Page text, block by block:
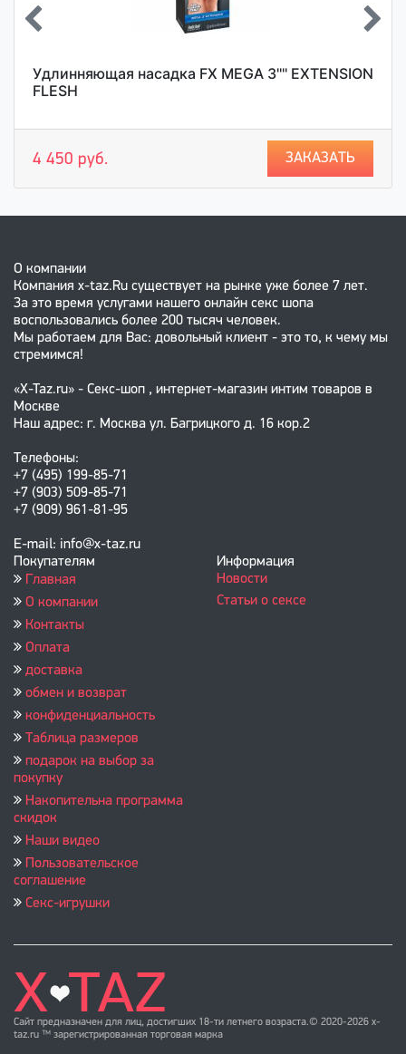
Удлинняющая насадка FX MEGA 3'''' EXTENSION
FLESH
4 450 руб. ЗАКАЗАТЬ
О компании
Компания x-taz.Ru существует на рынке уже более 7 лет.
За это время услугами нашего онлайн секс шопа
воспользовались более 200 тысяч человек.
Мы работаем для Вас: довольный клиент - это то, к чему мы
стремимся!
«X-Taz.ru» - Секс-шоп , интернет-магазин интим товаров в
Москве
Наш адрес: г. Москва ул. Багрицкого д. 16 кор.2
Телефоны:
+7 (495) 199-85-71
+7 (903) 509-85-71
+7 (909) 961-81-95
E-mail: info@x-taz.ru
Покупателям
Главная
О компании
Контакты
Оплата
доставка
обмен и возврат
конфиденциальность
Таблица размеров
подарок на выбор за
покупку
Накопительна программа
скидок
Наши видео
Пользовательское
соглашение
Секс-игрушки
Информация
Новости
Статьи о сексе
Сайт предназначен для лиц, достигших 18-ти летнего возраста.© 2020-2026 x-
taz.ru ™ зарегистрированная торговая марка